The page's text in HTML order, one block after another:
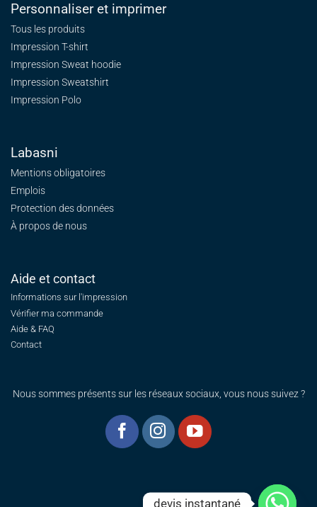
Personnaliser et imprimer
Tous les produits
Impression T-shirt
Impression Sweat hoodie
Impression Sweatshirt
Impression Polo
Labasni
Mentions obligatoires
Emplois
Protection des données
À propos de nous
Aide et contact
Informations sur l'impression
Vérifier ma commande
Aide & FAQ
Contact
Nous sommes présents sur les réseaux sociaux, vous nous suivez ?
devis instantané